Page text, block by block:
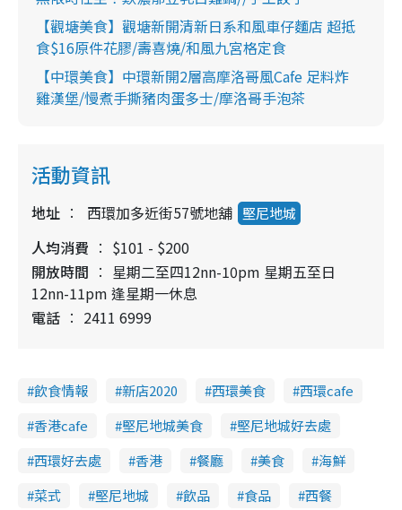
【觀塘美食】觀塘新開清新日系和風車仔麵店 超抵
食$16原件花膠/壽喜燒/和風九宮格定食
【中環美食】中環新開2層高摩洛哥風Cafe 足料炸
雞漢堡/慢煮手撕豬肉蛋多士/摩洛哥手泡茶
活動資訊
地址 西環加多近街57號地舖 堅尼地城
人均消費
$101 - $200
開放時間
星期二至四12nn-10pm 星期五至日
12nn-11pm 逢星期一休息
電話
2411 6999
飲食情報 新店2020 西環美食
西環cafe
香港cafe
堅尼地城美食
堅尼地城好去處
西環好去處
香港 餐廳 美食
海鮮
菜式
堅尼地城 飲品 食品
西餐